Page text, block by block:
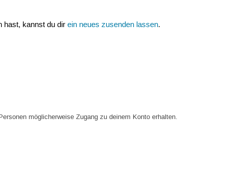
hast, kannst du direin neues zusenden lassen.
möglicherweise Zugang zu deinem Konto erhalten.